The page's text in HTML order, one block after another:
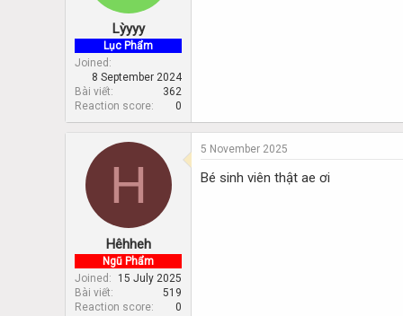
Lỳyyy
Lục Phẩm
Joined
8 September 2024
Bài viết
362
Reaction score
0
H
Hêhheh
Ngũ Phẩm
Joined
15 July 2025
Bài viết
519
Reaction score
0
5 November 2025
Bé sinh viên thật ae ơi